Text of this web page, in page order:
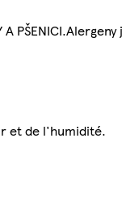
A
et de l'humidité.